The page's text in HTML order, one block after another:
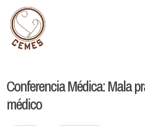
main
content
Conferencia Médica: Mala
médico